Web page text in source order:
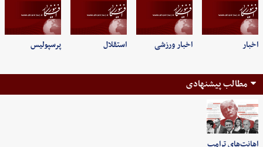
اخبار اخبار ورزشی استقلال پرسپولیس
مطالب پیشنهادی